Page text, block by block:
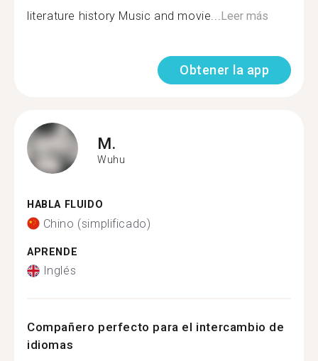
literature history Music and movie...Leer más
Obtener la app
M.
Wuhu
HABLA FLUIDO
Chino (simplificado)
APRENDE
Inglés
Compañero perfecto para el intercambio de
idiomas